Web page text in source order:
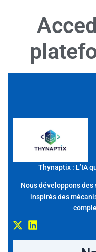
Thynaptix : L’IA
Nous développons
inspirés des